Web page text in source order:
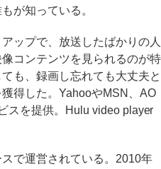
が知っている。
ップで、放送したばかりの人
コンテンツを見られるのが特
も、録画し忘れても大丈夫と
得した。YahooやMSN、AO
スを提供。Hulu video player
で運営されている。2010年